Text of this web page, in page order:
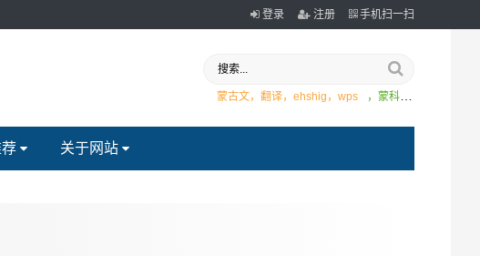
登录 注册 手机扫一扫
蒙古文，翻译，ehshig，wps ，蒙科立
关于网站